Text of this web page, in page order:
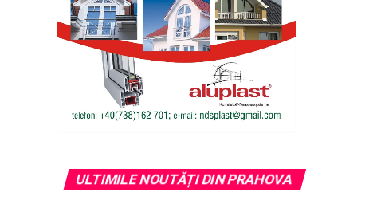
ULTIMILE NOUTĂȚI DIN PRAHOVA